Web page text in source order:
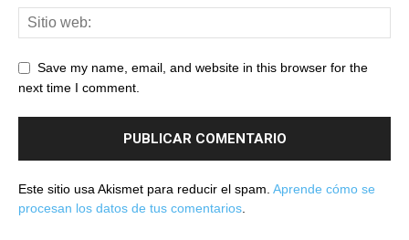
Save my name, email, and website in this browser for the
next time I comment.
Este sitio usa Akismet para reducir el spam. Aprende cómo se
procesan los datos de tus comentarios